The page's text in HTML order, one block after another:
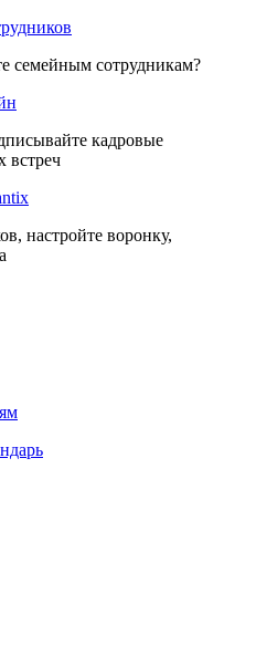
семейным сотрудникам?
кадровые
встреч
настройте воронку,